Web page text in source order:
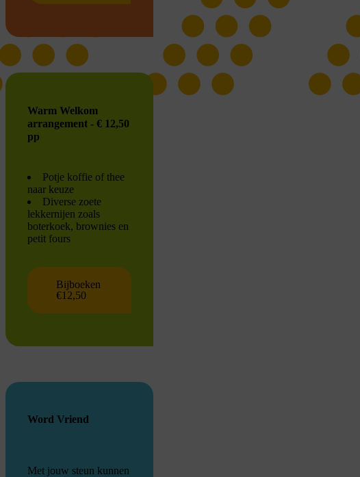
Warm Welkom
arrangement - € 12,50
pp
Potje koffie of thee
naar keuze
Diverse zoete
lekkernijen zoals
boterkoek, brownies en
petit fours
Bijboeken
€12,50
Word Vriend
Met jouw steun kunnen